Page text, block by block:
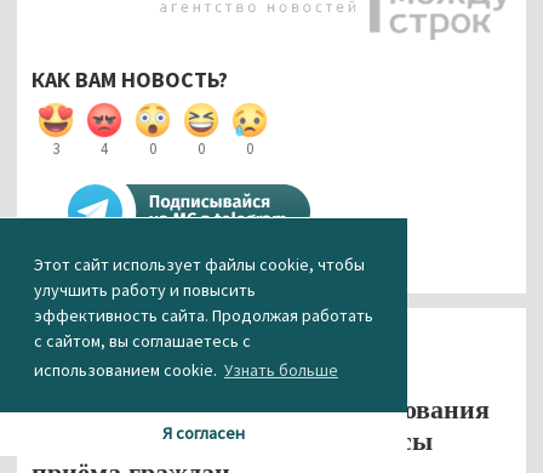
Этот сайт использует файлы cookie, чтобы
улучшить работу и повысить
эффективность сайта. Продолжая работать
с сайтом, вы соглашаетесь с
использованием cookie. Узнать больше
Я согласен
КАК ВАМ НОВОСТЬ?
3 4 0 0 0
Общество
В Нижнем Тагиле в связи с
объединением Фонда соцстрахования
и ПФ РФ открыты новые офисы